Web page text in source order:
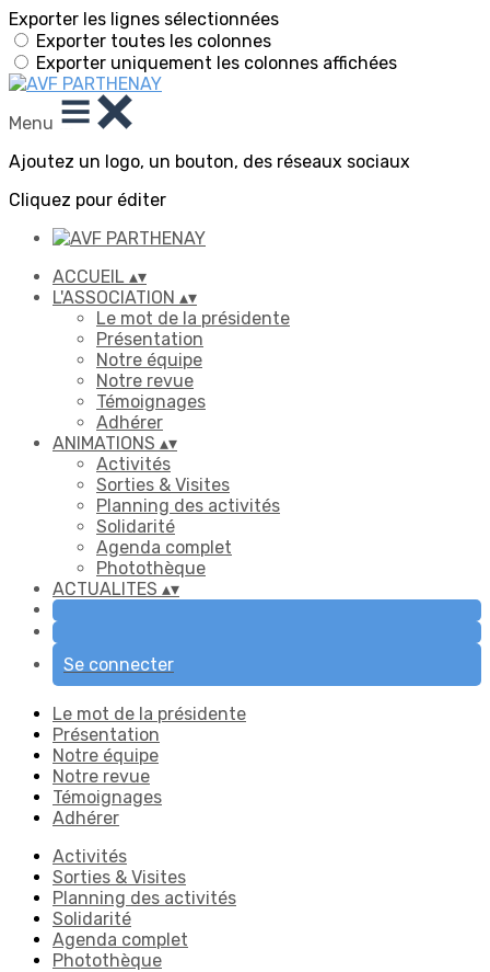
Exporter les lignes sélectionnées
Exporter toutes les colonnes
Exporter uniquement les colonnes affichées
Menu
Ajoutez un logo, un bouton, des réseaux sociaux
Cliquez pour éditer
ACCUEIL ▴▾
L'ASSOCIATION ▴▾
Le mot de la présidente
Présentation
Notre équipe
Notre revue
Témoignages
Adhérer
ANIMATIONS ▴▾
Activités
Sorties & Visites
Planning des activités
Solidarité
Agenda complet
Photothèque
ACTUALITES ▴▾
Se connecter
Le mot de la présidente
Présentation
Notre équipe
Notre revue
Témoignages
Adhérer
Activités
Sorties & Visites
Planning des activités
Solidarité
Agenda complet
Photothèque